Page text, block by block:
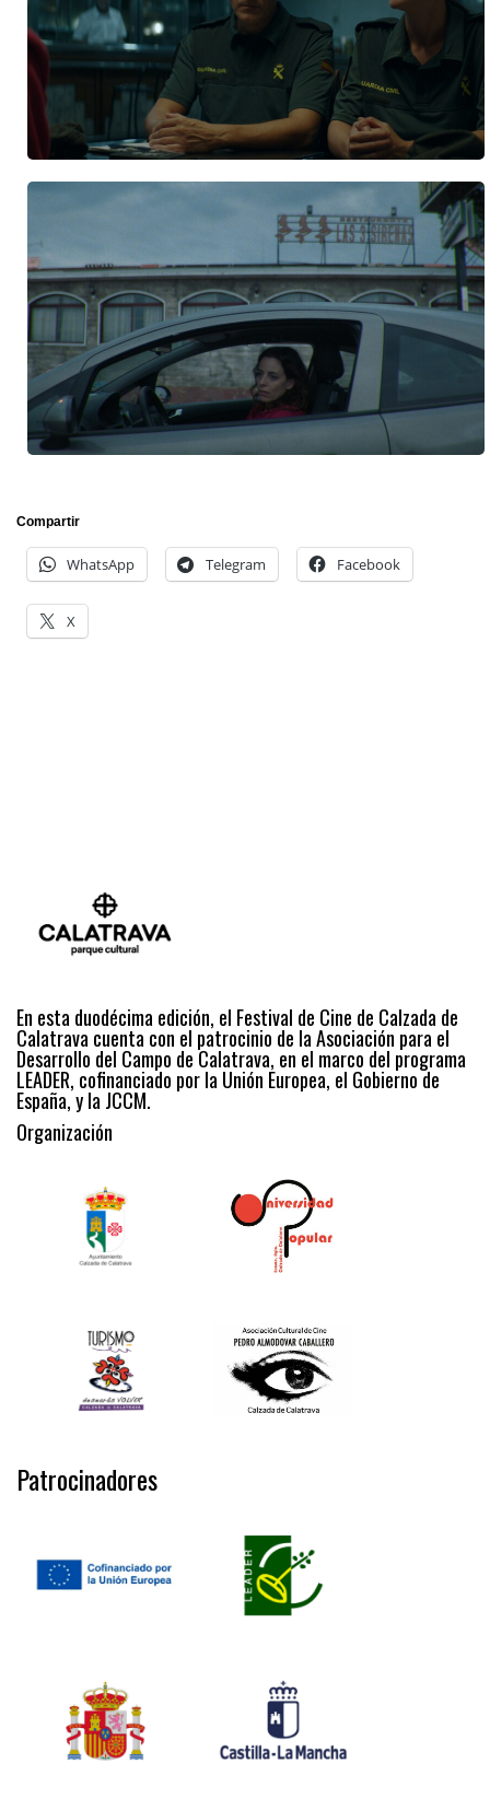
Compartir
WhatsApp Telegram Facebook
X
En esta duodécima edición, el Festival de Cine de Calzada de
Calatrava cuenta con el patrocinio de la Asociación para el
Desarrollo del Campo de Calatrava, en el marco del programa
LEADER, cofinanciado por la Unión Europea, el Gobierno de
España, y la JCCM.
Organización
Patrocinadores